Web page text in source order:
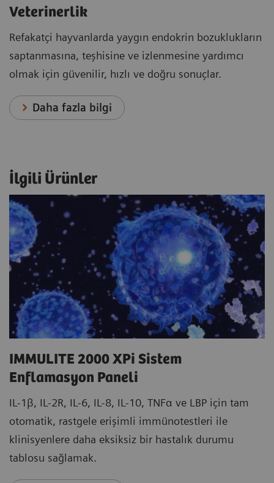
Veterinerlik
Refakatçi hayvanlarda yaygın endokrin bozuklukların
saptanmasına, teşhisine ve izlenmesine yardımcı
olmak için güvenilir, hızlı ve doğru sonuçlar.
Daha fazla bilgi
İlgili Ürünler
IMMULITE 2000 XPi Sistem
Enflamasyon Paneli
IL-1β, IL-2R, IL-6, IL-8, IL-10, TNFα ve LBP için tam
otomatik, rastgele erişimli immünotestleri ile
klinisyenlere daha eksiksiz bir hastalık durumu
tablosu sağlamak.